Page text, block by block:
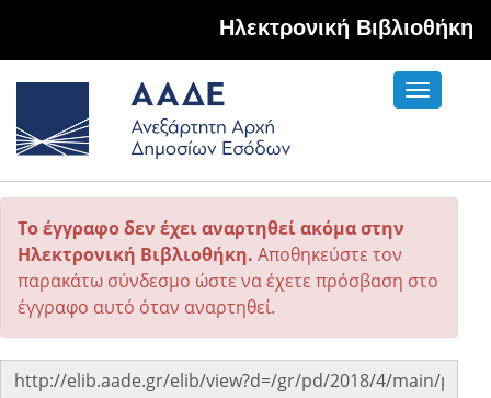
Hλεκτρονική Βιβλιοθήκη
Toggle
Το έγγραφο δεν έχει αναρτηθεί ακόμα στην
Ηλεκτρονική Βιβλιοθήκη. Αποθηκεύστε τον
παρακάτω σύνδεσμο ώστε να έχετε πρόσβαση στο
έγγραφο αυτό όταν αναρτηθεί.